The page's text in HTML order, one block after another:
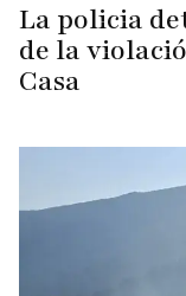
La policia
de la
Casa